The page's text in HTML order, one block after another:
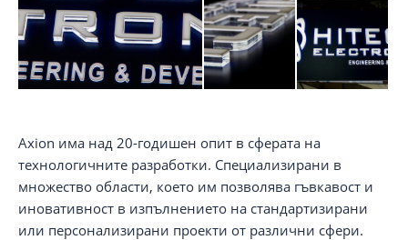
Axion има над 20-годишен опит в сферата на
технологичните разработки. Специализирани в
множество области, което им позволява гъвкавост и
иновативност в изпълнението на стандартизирани
или персонализирани проекти от различни сфери.